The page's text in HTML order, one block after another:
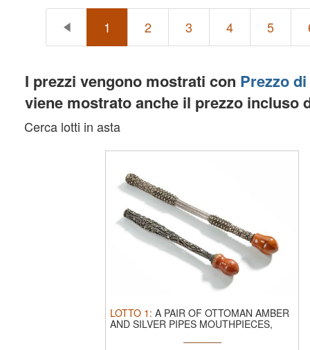
1 2 3 4 5
I prezzi vengono mostrati con Prezzo
viene mostrato anche il prezzo incluso
Cerca lotti in asta
LOTTO 1 : A PAIR OF OTTOMAN AMBER
AND SILVER PIPES MOUTHPIECES,